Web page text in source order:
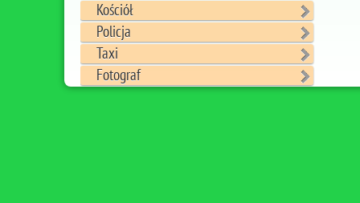
Kościół
Policja
Taxi
Fotograf